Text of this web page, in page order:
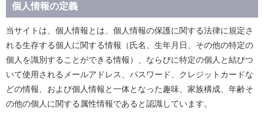
個人情報の定義
当サイトは、個人情報とは、個人情報の保護に関する法律に規定さ
れる生存する個人に関する情報（氏名、生年月日、その他の特定の
個人を識別することができる情報）、ならびに特定の個人と結びつ
いて使用されるメールアドレス、パスワード、クレジットカードな
どの情報、および個人情報と一体となった趣味、家族構成、年齢そ
の他の個人に関する属性情報であると認識しています。